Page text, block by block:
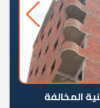
المخالفة